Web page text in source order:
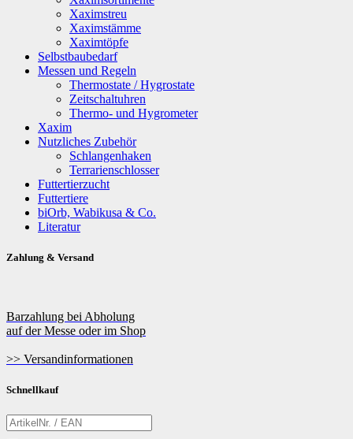
Xaximstreu
Xaximstämme
Xaximtöpfe
Selbstbaubedarf
Messen und Regeln
Thermostate / Hygrostate
Zeitschaltuhren
Thermo- und Hygrometer
Xaxim
Nutzliches Zubehör
Schlangenhaken
Terrarienschlosser
Futtertierzucht
Futtertiere
biOrb, Wabikusa & Co.
Literatur
Zahlung & Versand
Barzahlung bei Abholung
auf der Messe oder im Shop
>> Versandinformationen
Schnellkauf